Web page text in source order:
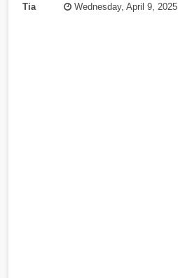
Tia Wednesday, April 9, 2025